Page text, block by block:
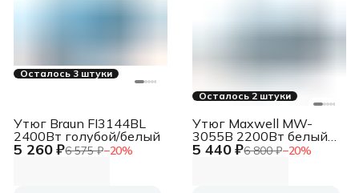
Осталось 3 штуки
5 260 ₽6 575 ₽−20%
Утюг Braun FI3144BL
2400Вт голубой/белый
Осталось 2 штуки
5 440 ₽6 800 ₽−20%
Утюг Maxwell MW-
3055B 2200Вт белый/
голубой